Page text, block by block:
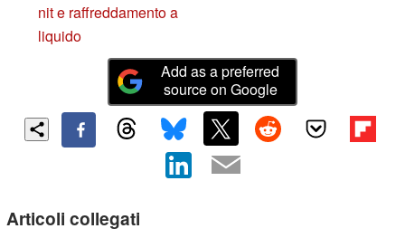
nit e raffreddamento a
liquido
Add as a preferred
source on Google
Articoli collegati